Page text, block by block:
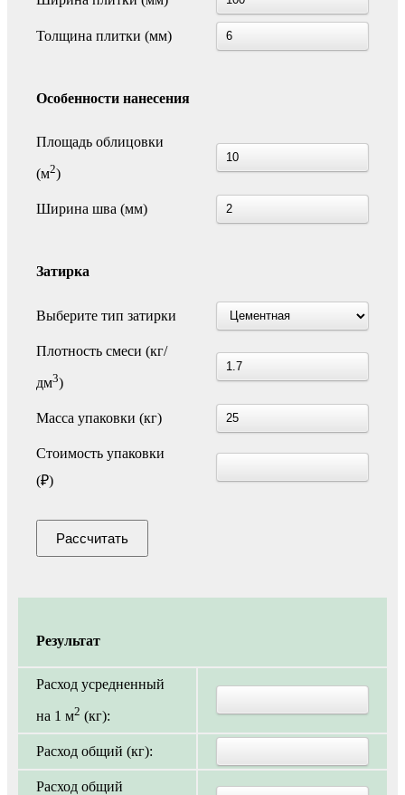
Толщина плитки (мм)
Особенности нанесения
Площадь облицовки
(м2)
Ширина шва (мм)
Затирка
Выберите тип затирки
Плотность смеси (кг/
дм3)
Масса упаковки (кг)
Стоимость упаковки
(₽)
Рассчитать
Результат
Расход усредненный
на 1 м2 (кг):
Расход общий (кг):
Расход общий